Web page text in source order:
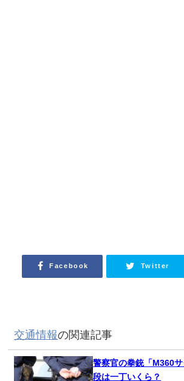
Facebook Twitter
交通情報の関連記事
警察官の拳銃「M360
段は一丁いくら？